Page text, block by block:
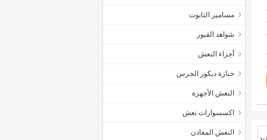
مسامير التابوت
شواهد القبور
أجزاء النعش
جنازة ديكور الجرس
النعش الأجهزة
اكسسوارات نعش
النعش المعادن